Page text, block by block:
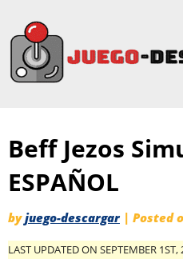
Beff Jezos
ESPAÑOL
byjuego-descargar | Posted
LAST UPDATED ON SEPTEMBER